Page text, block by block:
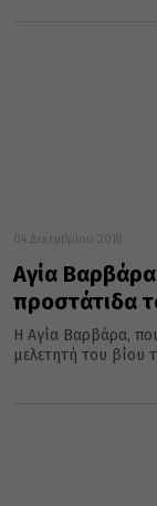
04 Δεκεμβρίου 2018
Αγία
προστάτιδα
H Αγία Βαρβάρα,
μελετητή του βίου